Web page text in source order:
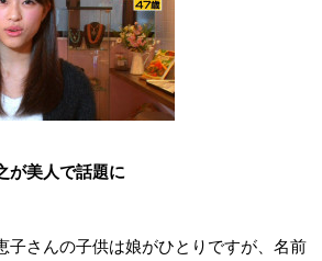
が美人で話題に
子さんの子供は娘がひとりですが、名前